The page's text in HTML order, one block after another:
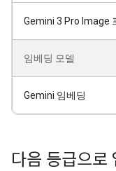
Gemini 3 Pro Image
임베딩 모델
Gemini 임베딩
다음 등급으로